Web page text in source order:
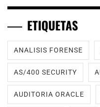
ETIQUETAS
ANALISIS FORENSE
AS/400 SECURITY
AUDITORIA ORACLE